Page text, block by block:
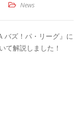
News
バズ！パ・リーグ』に
て解説しました！